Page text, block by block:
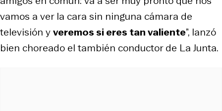
vamos a ver la cara sin ninguna cámara de
televisión yveremos si eres tan valiente”, lanzó
bien choreado el también conductor de La Junta.